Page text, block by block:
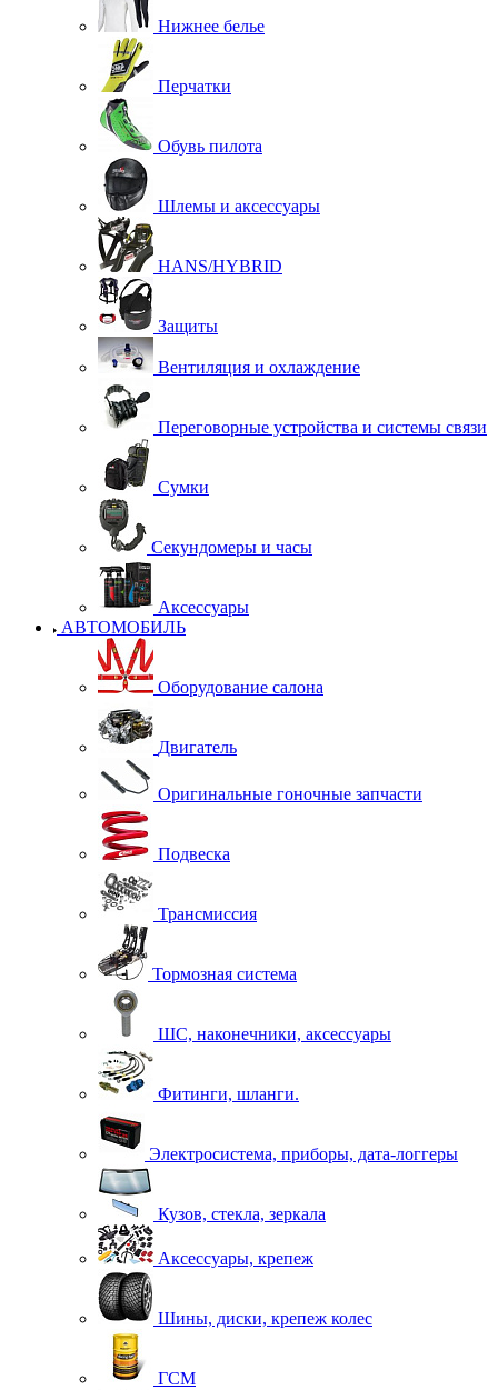
Нижнее белье
Перчатки
Обувь пилота
Шлемы и аксессуары
HANS/HYBRID
Защиты
Вентиляция и охлаждение
Переговорные устройства и системы связи
Сумки
Секундомеры и часы
Аксессуары
АВТОМОБИЛЬ
Оборудование салона
Двигатель
Оригинальные гоночные запчасти
Подвеска
Трансмиссия
Тормозная система
ШС, наконечники, аксессуары
Фитинги, шланги.
Электросистема, приборы, дата-логгеры
Кузов, стекла, зеркала
Аксессуары, крепеж
Шины, диски, крепеж колес
ГСМ